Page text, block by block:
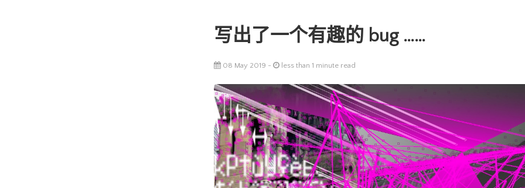
写出了一个有趣的 bug ……
08 May 2019 - less than 1 minute read